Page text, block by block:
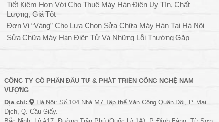
Tiết Kiệm Hơn Với Cho Thuê Máy Hàn Điện Uy Tín, Chất
Lượng, Giá Tốt
Đơn Vị “Vàng” Cho Lựa Chọn Sửa Chữa Máy Hàn Tại Hà Nội
Sửa Chữa Máy Hàn Điện Tử Và Những Lỗi Thường Gặp
CÔNG TY CỔ PHẦN ĐẦU TƯ & PHÁT TRIỂN CÔNG NGHỆ NAM
VƯỢNG
Địa chỉ:
Hà Nội: Số 104 Nhà M7 Tập thể Văn Công Quân Đội, P. Mai
Dịch, Q. Cầu Giấy.